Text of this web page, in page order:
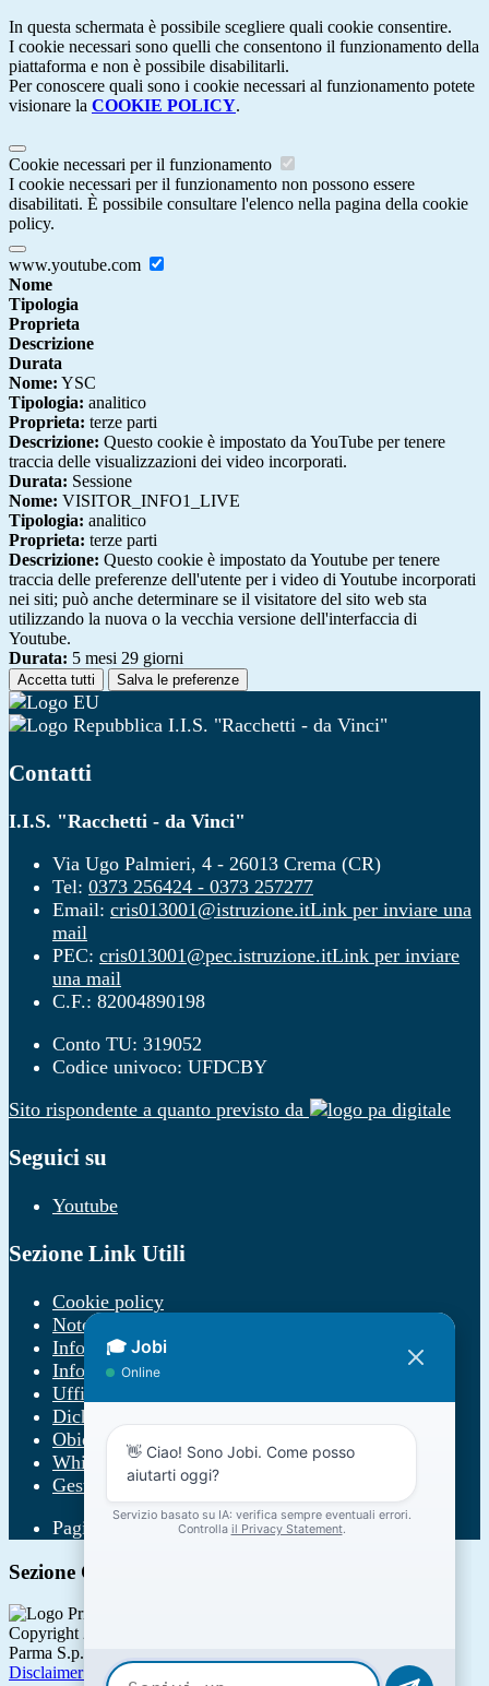
In questa schermata è possibile scegliere quali cookie consentire.
I cookie necessari sono quelli che consentono il funzionamento della
piattaforma e non è possibile disabilitarli.
Per conoscere quali sono i cookie necessari al funzionamento potete
visionare la COOKIE POLICY.
Cookie necessari per il funzionamento
I cookie necessari per il funzionamento non possono essere
disabilitati. È possibile consultare l'elenco nella pagina della cookie
policy.
www.youtube.com
Nome
Tipologia
Proprieta
Descrizione
Durata
Nome: YSC
Tipologia: analitico
Proprieta: terze parti
Descrizione: Questo cookie è impostato da YouTube per tenere
traccia delle visualizzazioni dei video incorporati.
Durata: Sessione
Nome: VISITOR_INFO1_LIVE
Tipologia: analitico
Proprieta: terze parti
Descrizione: Questo cookie è impostato da Youtube per tenere
traccia delle preferenze dell'utente per i video di Youtube incorporati
nei siti; può anche determinare se il visitatore del sito web sta
utilizzando la nuova o la vecchia versione dell'interfaccia di
Youtube.
Durata: 5 mesi 29 giorni
Accetta tutti Salva le preferenze
I.I.S. "Racchetti - da Vinci"
Contatti
I.I.S. "Racchetti - da Vinci"
Via Ugo Palmieri, 4 - 26013 Crema (CR)
Tel: 0373 256424 - 0373 257277
Email: cris013001@istruzione.itLink per inviare una
mail
PEC: cris013001@pec.istruzione.itLink per inviare
una mail
C.F.: 82004890198
Conto TU: 319052
Codice univoco: UFDCBY
Sito rispondente a quanto previsto da
Seguici su
Youtube
Sezione Link Utili
Cookie policy
Note legali
Informativa Privacy
Informativa Privacy chatbot Jobi
Ufficio Relazioni con il Pubblico
Dichiarazione di accessibilità
Obiettivi di accessibilità
Whistleblowing
Gestione consensi cookie
Pagina visualizzata790 volte
Sezione Copyright
Copyright 2026 | Engineered and powered by Gruppo Spaggiari
Parma S.p.A. | Divisione Publishing & New Social Media
Disclaimer trattamento dati personali